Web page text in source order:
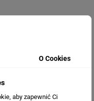
O Cookies
aby zapewnić Ci